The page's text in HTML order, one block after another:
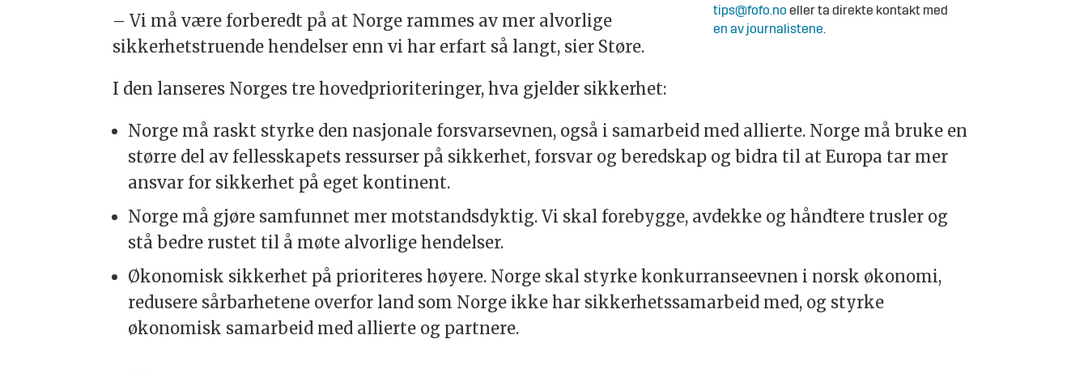
tips@fofo.no eller ta direkte kontakt med
en av journalistene.
– Vi må være forberedt på at Norge rammes av mer alvorlige
sikkerhetstruende hendelser enn vi har erfart så langt, sier Støre.
I den lanseres Norges tre hovedprioriteringer, hva gjelder sikkerhet:
Norge må raskt styrke den nasjonale forsvarsevnen, også i samarbeid med allierte. Norge må bruke en
større del av fellesskapets ressurser på sikkerhet, forsvar og beredskap og bidra til at Europa tar mer
ansvar for sikkerhet på eget kontinent.
Norge må gjøre samfunnet mer motstandsdyktig. Vi skal forebygge, avdekke og håndtere trusler og
stå bedre rustet til å møte alvorlige hendelser.
Økonomisk sikkerhet på prioriteres høyere. Norge skal styrke konkurranseevnen i norsk økonomi,
redusere sårbarhetene overfor land som Norge ikke har sikkerhetssamarbeid med, og styrke
økonomisk samarbeid med allierte og partnere.